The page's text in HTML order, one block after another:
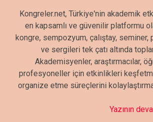
Kongreler.net, Türkiye'nin akademik
en kapsamlı ve güvenilir platformu
kongre, sempozyum, çalıştay, seminer,
ve sergileri tek çatı altında
Akademisyenler, araştırmacılar,
profesyoneller için etkinlikleri
organize etme süreçlerini
Yazının